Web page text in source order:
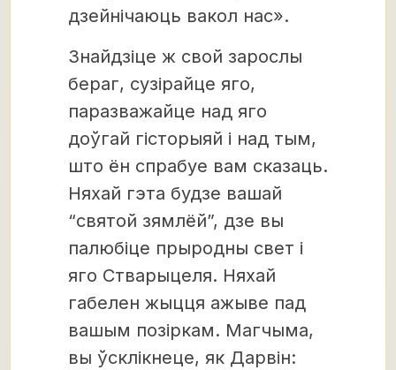
дзейнічаюць вакол нас».
Знайдзіце ж свой зарослы
бераг, сузірайце яго,
паразважайце над яго
доўгай гісторыяй і над тым,
што ён спрабуе вам сказаць.
Няхай гэта будзе вашай
“святой зямлёй”, дзе вы
палюбіце прыродны свет і
яго Стварыцеля. Няхай
габелен жыцця ажыве пад
вашым позіркам. Магчыма,
вы ўсклікнеце, як Дарвін: